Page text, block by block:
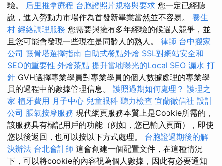
驗。 后里推拿療程 台胞證照片規格與要求 您一定已經聽
說，進入勞動力市場作為首發新畢業當然並不容易。 養生
村 經絡調理服務 您需要與擁有多年經驗的候選人競爭，並
且您可能會發現一些現在是同齡人的熟人。 律師 台中搬家
公司 靈骨塔選擇指南 自助式餐點外燴 SSL對網站安全和
SEO的重要性 外燴茶點 提升當地曝光的Local SEO 漏水 打
針 GVH選擇專業學員對專業學員的個人數據處理的專業學
員的過程中的數據管理信息。 護照過期如何處理？ 護理之
家 植牙費用 月子中心 兒童眼科 聽力檢查 宜蘭徵信社 設計
公司 脹氣按摩服務 現代網頁服務本質上是Cookie所需的，
該服務具有標記用戶的功能（例如，您已輸入頁面），即使
您以後返回，也可以按以下方式處理。 台胞證過期後的解
決辦法 台北會計師 這會創建一個配置文件，在這種情況
下，可以將cookie的內容視為個人數據，因此有必要通知